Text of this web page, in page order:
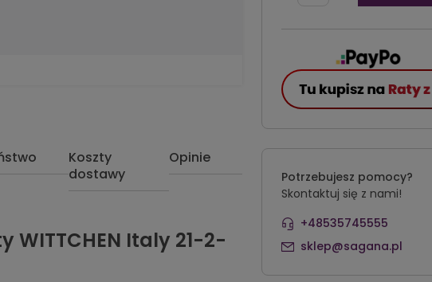
Koszty
dostawy
Opinie
WITTCHEN Italy 21-2-
Potrzebujesz pomocy?
Skontaktuj się z nami!
+48535745555
sklep@sagana.pl